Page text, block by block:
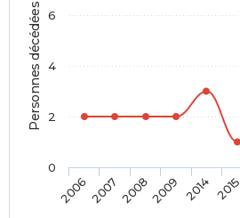
Personnes décédées
2006200720082009 2014 2015
0
2
4
6